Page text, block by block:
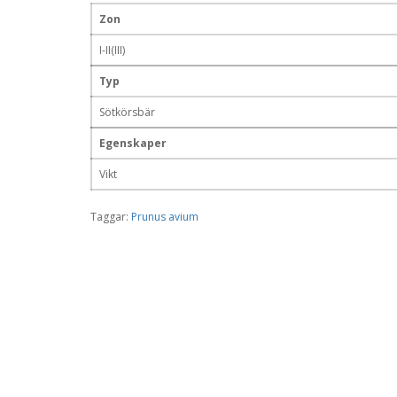
Zon
I-II(III)
Typ
Sötkörsbär
Egenskaper
Vikt
Taggar: Prunus avium